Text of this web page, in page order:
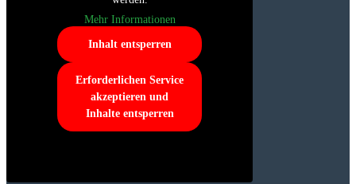
Mehr Informationen
Inhalt entsperren
Erforderlichen Service
akzeptieren und
Inhalte entsperren